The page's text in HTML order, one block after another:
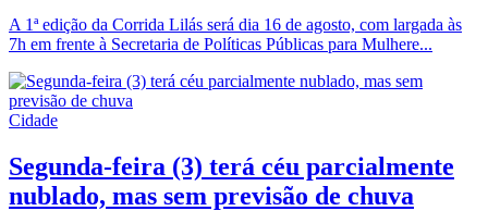
A 1ª edição da Corrida Lilás será dia 16 de agosto, com largada às
7h em frente à Secretaria de Políticas Públicas para Mulhere...
Cidade
Segunda-feira (3) terá céu parcialmente
nublado, mas sem previsão de chuva